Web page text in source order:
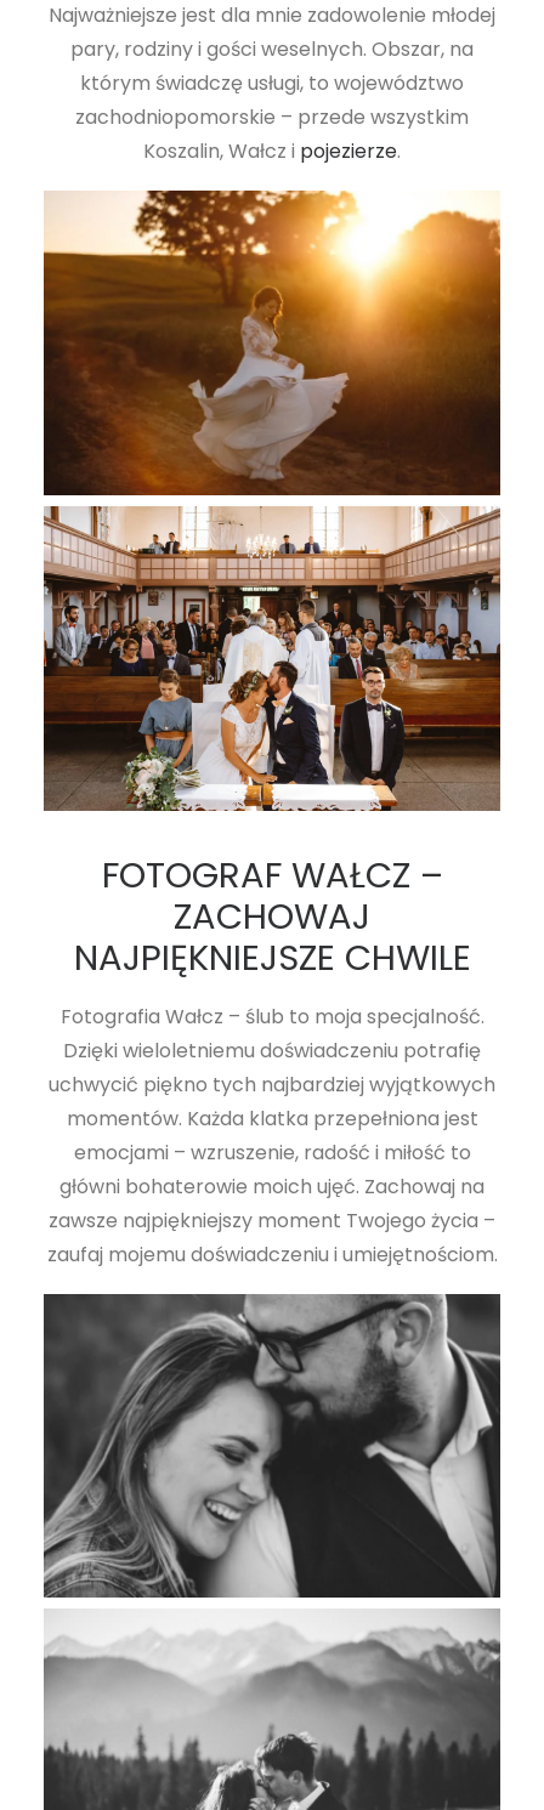
Najważniejsze jest dla mnie zadowolenie młodej
pary, rodziny i gości weselnych. Obszar, na
którym świadczę usługi, to województwo
zachodniopomorskie – przede wszystkim
Koszalin, Wałcz i pojezierze.
FOTOGRAF WAŁCZ –
ZACHOWAJ
NAJPIĘKNIEJSZE CHWILE
Fotografia Wałcz – ślub to moja specjalność.
Dzięki wieloletniemu doświadczeniu potrafię
uchwycić piękno tych najbardziej wyjątkowych
momentów. Każda klatka przepełniona jest
emocjami – wzruszenie, radość i miłość to
główni bohaterowie moich ujęć. Zachowaj na
zawsze najpiękniejszy moment Twojego życia –
zaufaj mojemu doświadczeniu i umiejętnościom.